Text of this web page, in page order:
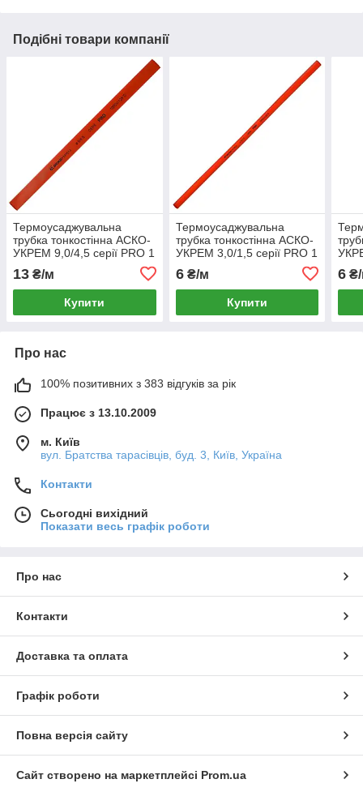
Подібні товари компанії
Термоусаджувальна
трубка тонкостінна АСКО-
УКРЕМ 9,0/4,5 серії PRO 1
(A0150040512)
13 ₴/м
Купити
Термоусаджувальна
трубка тонкостінна АСКО-
УКРЕМ 3,0/1,5 серії PRO 1
(A0150040463)
6₴/м
Купити
6
Про нас
100% позитивних з 383 відгуків за рік
Працює з 13.10.2009
м. Київ
вул. Братства тарасівців, буд. 3, Київ, Україна
Контакти
Сьогодні вихідний
Показати весь графік роботи
Про нас
Контакти
Доставка та оплата
Графік роботи
Повна версія сайту
Сайт створено на маркетплейсі Prom.ua